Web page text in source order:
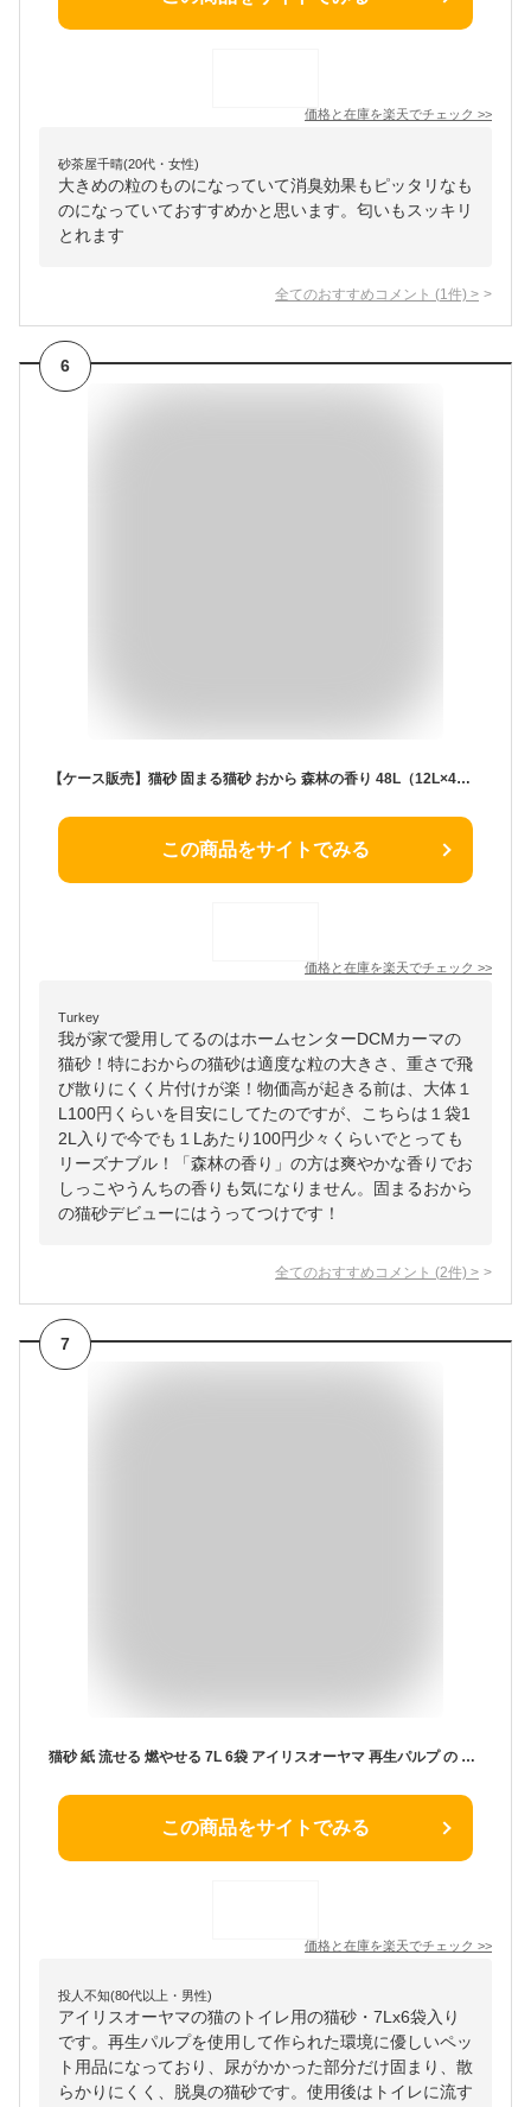
価格と在庫を楽天でチェック >>
砂茶屋千晴(20代・女性)
大きめの粒のものになっていて消臭効果もピッタリなも
のになっていておすすめかと思います。匂いもスッキリ
とれます
全てのおすすめコメント (1 件) >
6
【ケース販売】猫砂 固まる猫砂 おから 森林の香り 48L（12L×4袋） DCM おからの猫砂 大容量 瞬間吸収 消臭 トイレに流せる 燃やせる 燃えるごみ 固まる 軽量 ねこ砂 猫トイレ
この商品をサイトでみる
価格と在庫を楽天でチェック >>
Turkey
我が家で愛用してるのはホームセンターDCMカーマの
猫砂！特におからの猫砂は適度な粒の大きさ、重さで飛
び散りにくく片付けが楽！物価高が起きる前は、大体１
L100円くらいを目安にしてたのですが、こちらは１袋1
2L入りで今でも１Lあたり100円少々くらいでとっても
リーズナブル！「森林の香り」の方は爽やかな香りでお
しっこやうんちの香りも気になりません。固まるおから
の猫砂デビューにはうってつけです！
全てのおすすめコメント (2件) >
7
猫砂 紙 流せる 燃やせる 7L 6袋 アイリスオーヤマ 再生パルプ の × KMN-70N トイレに 脱臭 抗菌 固まる 軽い 散らかりにくい ねこ砂 ネコ砂 猫 キャット ペット用品 ペットトイレ アイリスオーヤマ まとめ買い
この商品をサイトでみる
価格と在庫を楽天でチェック >>
投人不知(80代以上・男性)
アイリスオーヤマの猫のトイレ用の猫砂・7Lx6袋入り
です。再生パルプを使用して作られた環境に優しいペッ
ト用品になっており、尿がかかった部分だけ固まり、散
らかりにくく、脱臭の猫砂です。使用後はトイレに流す